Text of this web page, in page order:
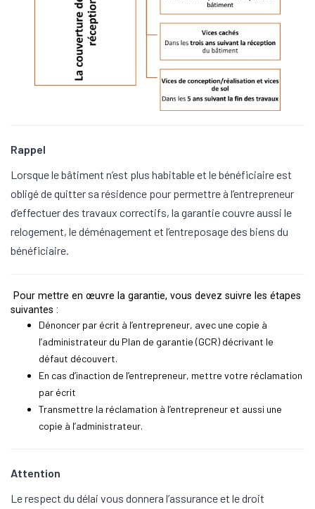
Rappel
Lorsque le bâtiment n’est plus habitable et le bénéficiaire est
obligé de quitter sa résidence pour permettre à l’entrepreneur
d’effectuer des travaux correctifs, la garantie couvre aussi le
relogement, le déménagement et l’entreposage des biens du
bénéficiaire.
Pour mettre en œuvre la garantie, vous devez suivre les étapes
suivantes :
Dénoncer par écrit à l’entrepreneur, avec une copie à
l’administrateur du Plan de garantie (GCR) décrivant le
défaut découvert.
En cas d’inaction de l’entrepreneur, mettre votre réclamation
par écrit
Transmettre la réclamation à l’entrepreneur et aussi une
copie à l’administrateur.
Attention
Le respect du délai vous donnera l’assurance et le droit